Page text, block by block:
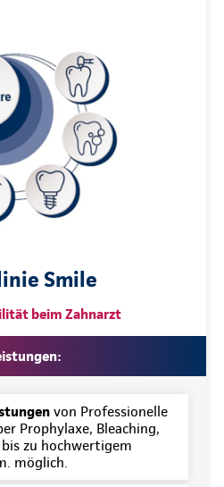
Smile
beim Zahnarzt
von Professionelle
Prophylaxe, Bleaching,
zu hochwertigem
möglich.